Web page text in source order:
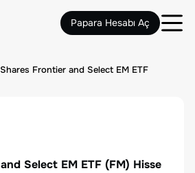
Papara Hesabı Aç
Frontier and Select EM ETF
Select EM ETF (FM) Hisse